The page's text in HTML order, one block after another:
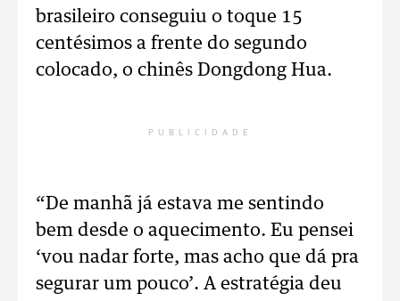
brasileiro conseguiu o toque 15
centésimos a frente do segundo
colocado, o chinês Dongdong Hua.
PUBLICIDADE
“De manhã já estava me sentindo
bem desde o aquecimento. Eu pensei
‘vou nadar forte, mas acho que dá pra
segurar um pouco’. A estratégia deu